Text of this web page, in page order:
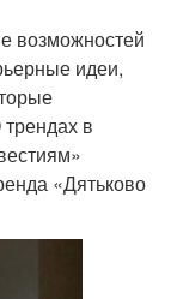
возможностей
идеи,
в
«Дятьково